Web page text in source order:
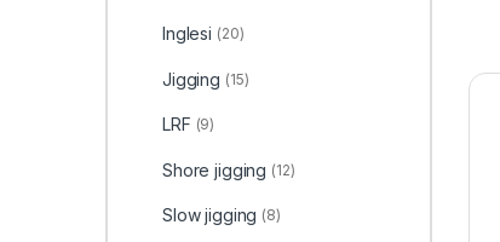
Inglesi (20)
Jigging (15)
LRF (9)
Shore jigging (12)
Slow jigging (8)